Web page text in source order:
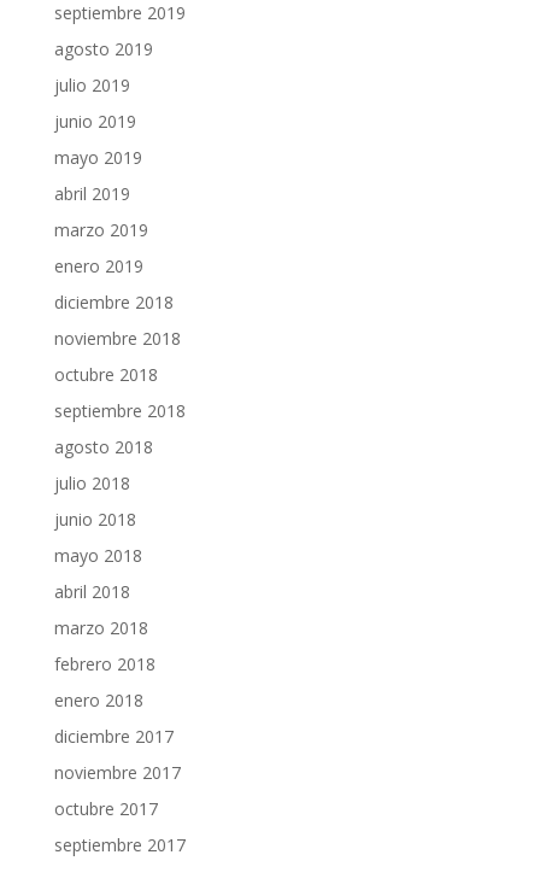
septiembre 2019
agosto 2019
julio 2019
junio 2019
mayo 2019
abril 2019
marzo 2019
enero 2019
diciembre 2018
noviembre 2018
octubre 2018
septiembre 2018
agosto 2018
julio 2018
junio 2018
mayo 2018
abril 2018
marzo 2018
febrero 2018
enero 2018
diciembre 2017
noviembre 2017
octubre 2017
septiembre 2017